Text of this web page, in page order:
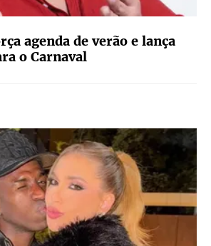
agenda de verão e lança
o Carnaval